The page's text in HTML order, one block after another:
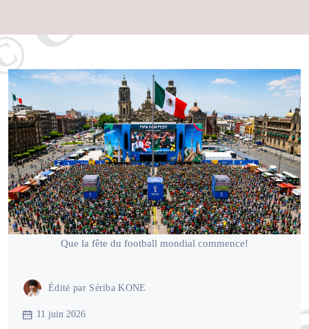
Que la fête du football mondial commence!
Édité par Sériba KONE
11 juin 2026